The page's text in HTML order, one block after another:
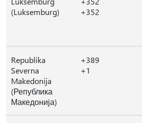
(Luksemburg)
+352
Republika
Severna
Makedonija
(Република
Македонија)
+389
+1